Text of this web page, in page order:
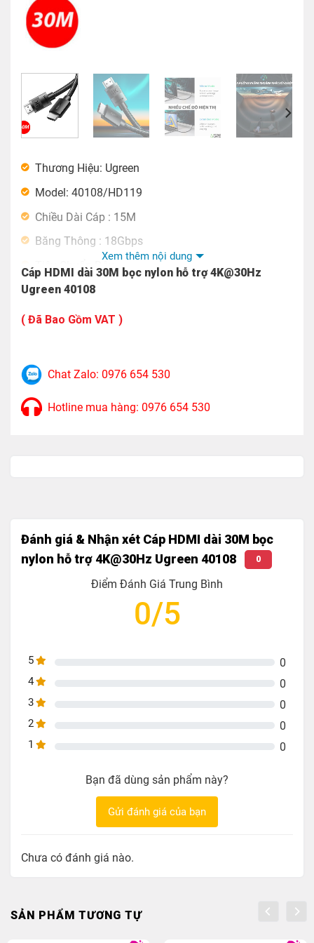
Thương Hiệu: Ugreen
Model: 40108/HD119
Chiều Dài Cáp : 15M
Băng Thông : 18Gbps
Tiêu Chuẩn Dây
10M OD: 8,5mm 24AWG
25M OD: 8,5mm 26AWG
Hỗ Trợ Video, âm thanh : 32 Kênh Audio tần số
1536Khz,trình chiếu 3D, tỷ lệ 21:9 , ARC
Chiều dài 15M trở lên * Định hướng với IC （IC
Trọng Lượng: 3500g
Xem thêm nội dung
Cáp HDMI dài 30M bọc nylon hỗ trợ 4K@30Hz
Ugreen 40108
( Đã Bao Gồm VAT )
Chat Zalo: 0976 654 530
Hotline mua hàng: 0976 654 530
Đánh giá & Nhận xét Cáp HDMI dài 30M bọc
nylon hỗ trợ 4K@30Hz Ugreen 40108
0
Điểm Đánh Giá Trung Bình
0/5
5 0
4 0
3 0
2 0
1 0
Bạn đã dùng sản phẩm này?
Gửi đánh giá của bạn
Chưa có đánh giá nào.
SẢN PHẨM TƯƠNG TỰ